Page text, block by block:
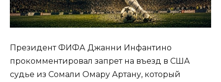
Президент ФИФА Джанни Инфантино
прокомментировал запрет на въезд в США
судье из Сомали Омару Артану, который